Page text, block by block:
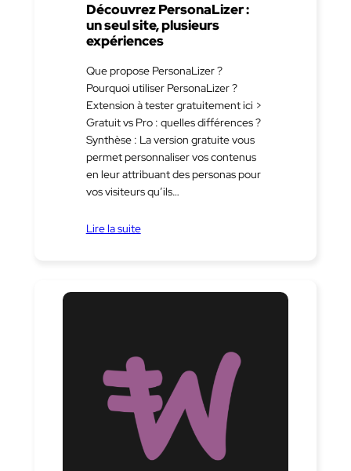
Découvrez PersonaLizer :
un seul site, plusieurs
expériences
Que propose PersonaLizer ?
Pourquoi utiliser PersonaLizer ?
Extension à tester gratuitement ici >
Gratuit vs Pro : quelles différences ?
Synthèse : La version gratuite vous
permet personnaliser vos contenus
en leur attribuant des personas pour
vos visiteurs qu’ils…
Lire la suite